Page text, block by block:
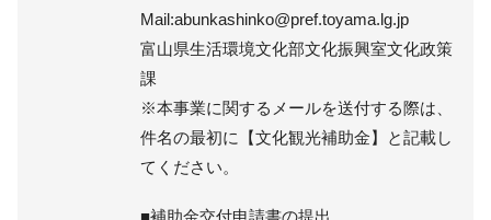
Mail:abunkashinko@pref.toyama.lg.jp
富山県生活環境文化部文化振興室文化政策
課
※本事業に関するメールを送付する際は、
件名の最初に【文化観光補助金】と記載し
てください。
■補助金交付申請書の提出